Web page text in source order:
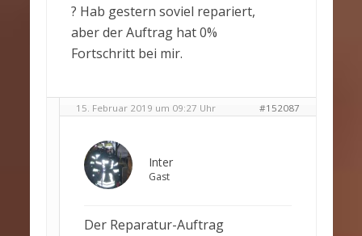
? Hab gestern soviel repariert,
aber der Auftrag hat 0%
Fortschritt bei mir.
15. Februar 2019 um 09:27 Uhr #152087
Inter
Gast
Der Reparatur-Auftrag